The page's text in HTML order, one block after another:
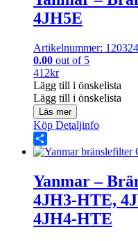
4JH5E
Artikelnummer:
0.00 out of 5
412kr
Lägg till i önskelista
Lägg till i önskelista
Läs mer
Köp Detaljinfo
Share
Yanmar –
4JH3-HTE,
4JH4-HTE